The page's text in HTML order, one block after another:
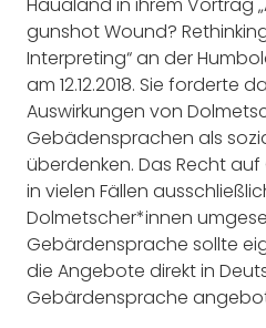
Haualand in ihrem Vortrag
gunshot Wound?
Interpreting“ an der
am 12.12.2018. Sie forderte
Auswirkungen von
Gebädensprachen als
überdenken. Das Recht
in vielen Fällen
Dolmetscher*innen
Gebärdensprache sollte
die Angebote direkt in
Gebärdensprache